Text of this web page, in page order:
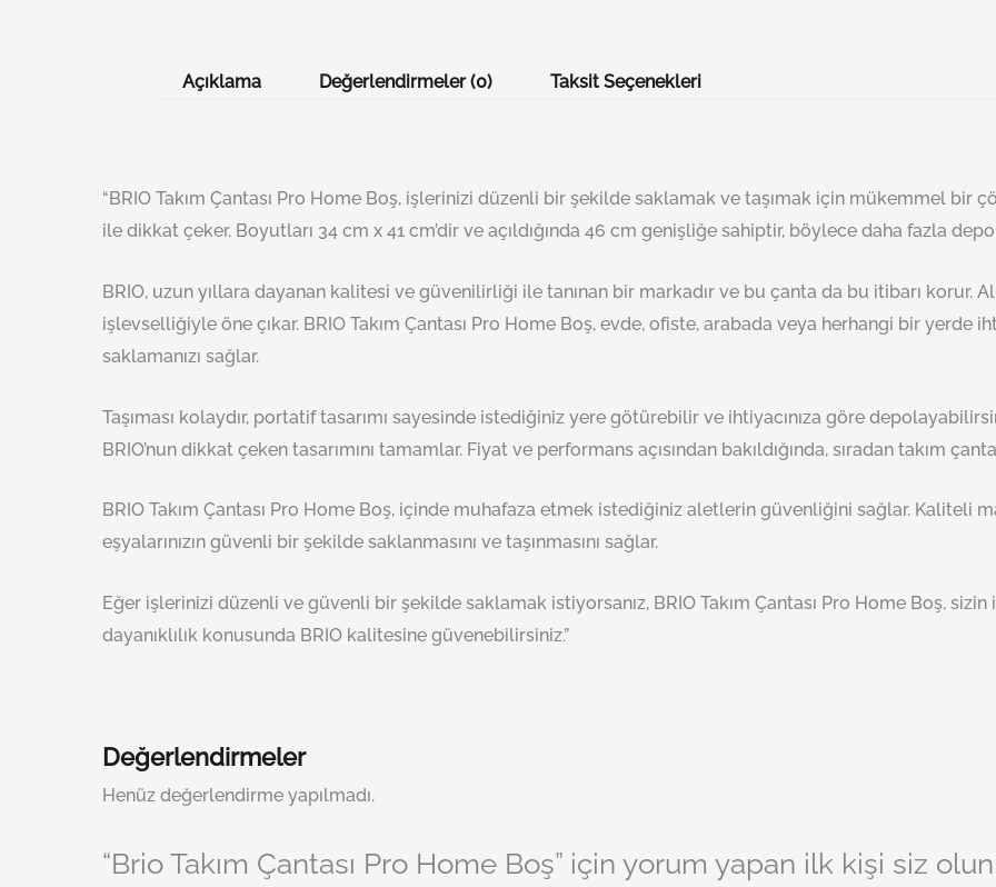
Açıklama Değerlendirmeler (0) Taksit Seçenekleri
“BRIO Takım Çantası Pro Home Boş, işlerinizi düzenli bir şekilde saklamak ve taşımak için mükemmel bir
ile dikkat çeker. Boyutları 34 cm x 41 cm’dir ve açıldığında 46 cm genişliğe sahiptir, böylece daha fazla
BRIO, uzun yıllara dayanan kalitesi ve güvenilirliği ile tanınan bir markadır ve bu çanta da bu itibarı korur.
işlevselliğiyle öne çıkar. BRIO Takım Çantası Pro Home Boş, evde, ofiste, arabada veya herhangi bir
saklamanızı sağlar.
Taşıması kolaydır, portatif tasarımı sayesinde istediğiniz yere götürebilir ve ihtiyacınıza göre
BRIO’nun dikkat çeken tasarımını tamamlar. Fiyat ve performans açısından bakıldığında, sıradan takım
BRIO Takım Çantası Pro Home Boş, içinde muhafaza etmek istediğiniz aletlerin güvenliğini sağlar. Kaliteli
eşyalarınızın güvenli bir şekilde saklanmasını ve taşınmasını sağlar.
Eğer işlerinizi düzenli ve güvenli bir şekilde saklamak istiyorsanız, BRIO Takım Çantası Pro Home Boş,
dayanıklılık konusunda BRIO kalitesine güvenebilirsiniz.”
Değerlendirmeler
Henüz değerlendirme yapılmadı.
“Brio Takım Çantası Pro Home Boş” için yorum yapan ilk kişi siz olun